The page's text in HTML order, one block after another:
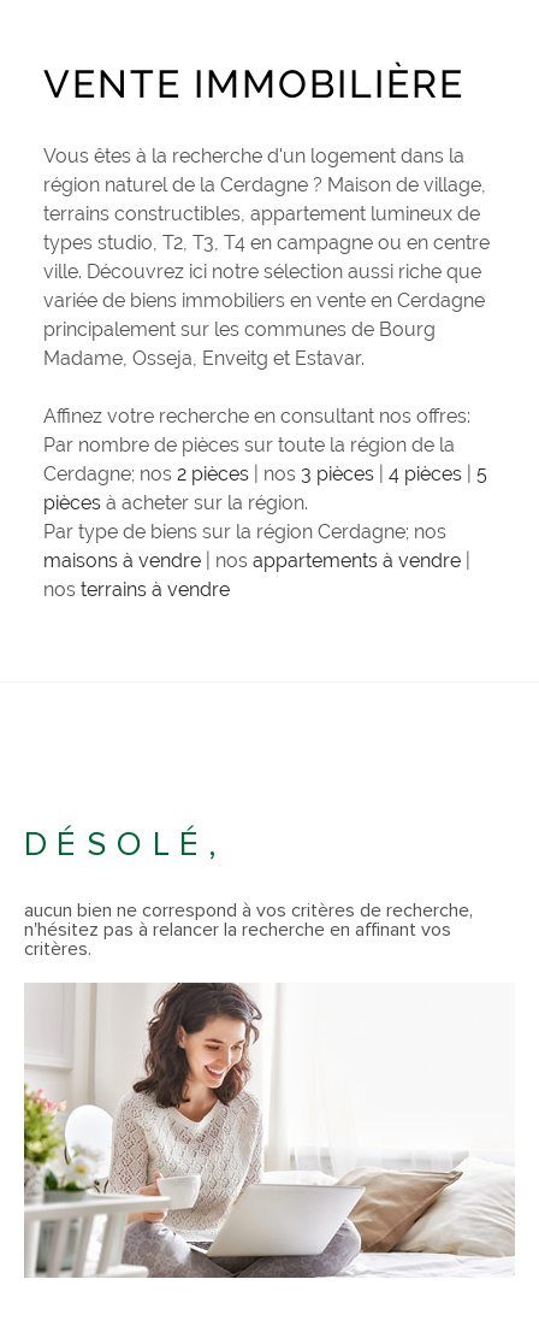
VENTE IMMOBILIÈRE
Vous êtes à la recherche d'un logement dans la
région naturel de la Cerdagne ? Maison de village,
terrains constructibles, appartement lumineux de
types studio, T2, T3, T4 en campagne ou en centre
ville. Découvrez ici notre sélection aussi riche que
variée de biens immobiliers en vente en Cerdagne
principalement sur les communes de Bourg
Madame, Osseja, Enveitg et Estavar.
Affinez votre recherche en consultant nos offres:
Par nombre de pièces sur toute la région de la
Cerdagne; nos 2 pièces | nos 3 pièces 4 pièces
5
pièces à acheter sur la région.
Par type de biens sur la région Cerdagne; nos
maisons à vendre | nos appartements à vendre
nos terrains à vendre
DÉSOLÉ,
aucun bien ne correspond à vos critères de recherche,
n'hésitez pas à relancer la recherche en affinant vos
critères.
PIÈCES
CRITÈRES SUPPLÉMENTAIRES
Piscine
Parking
Terrasse
RECHERCHER